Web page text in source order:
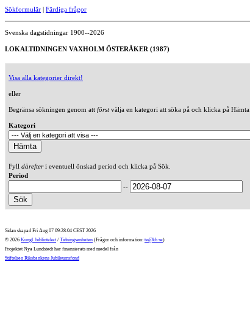
Sökformulär | Färdiga frågor
Svenska dagstidningar 1900--2026
LOKALTIDNINGEN VAXHOLM ÖSTERÅKER (1987)
Visa alla kategorier direkt!
eller
Begränsa sökningen genom att förstvälja en kategori att söka på och klicka på Hämta.
Kategori
Fyll därefteri eventuell önskad period och klicka på Sök.
Period
--
Sidan skapad Fri Aug 07 09:28:04 CEST 2026
© 2026 Kungl. biblioteket / Tidningsenheten (Frågor och information: te@kb.se)
Projektet Nya Lundstedt har finansierats med medel från
Stiftelsen Riksbankens Jubileumsfond